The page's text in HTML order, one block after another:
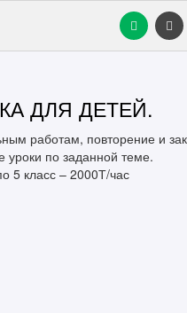
ДЛЯ ДЕТЕЙ.
работам, повторение и
по заданной теме.
5 класс – 2000Т/час